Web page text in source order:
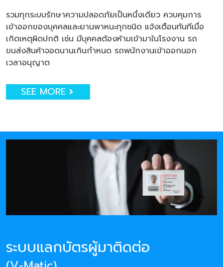
รวมทุกระบบรักษาความปลอดภัยเป็นหนึ่งเดียว ควบคุมการ
เข้าออกของบุคคลและยานพาหนะทุกชนิด แจ้งเตือนทันทีเมื่อ
เกิดเหตุผิดปกติ เช่น มีบุคคลต้องห้ามเข้ามาในโรงงาน รถ
ขนส่งสินค้าจอดนานเกินกำหนด รถพนักงานเข้าออกนอก
เวลาอนุญาต
SEE MORE
ระบบแลกบัตรผู้มาติดต่อ